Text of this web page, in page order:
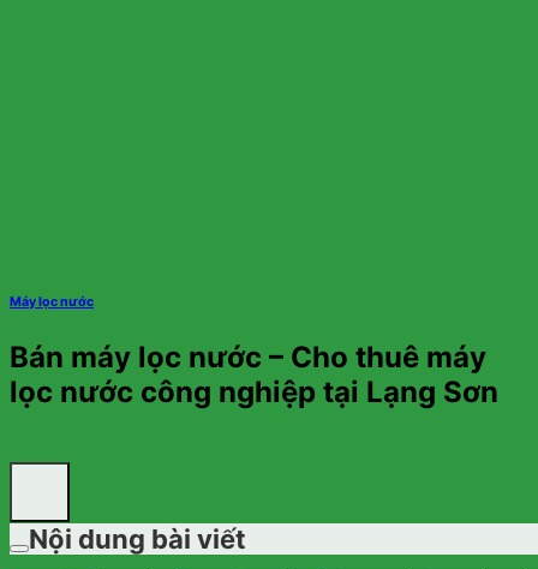
Máy lọc nước
Bán máy lọc nước – Cho thuê máy
lọc nước công nghiệp tại Lạng Sơn
Nội dung bài viết